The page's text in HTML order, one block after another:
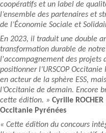
coopératifs et un label de
l’ensemble des partenaires et
de l’Économie Sociale et
En 2023, il traduit une double
transformation durable de
l'accompagnement des projets
positionner l’URSCOP
en acteur de la sphère ESS,
l’Occitanie de demain. Encore
cette édition. » Cyrille
Occitanie Pyrénées
« Cette édition du concours